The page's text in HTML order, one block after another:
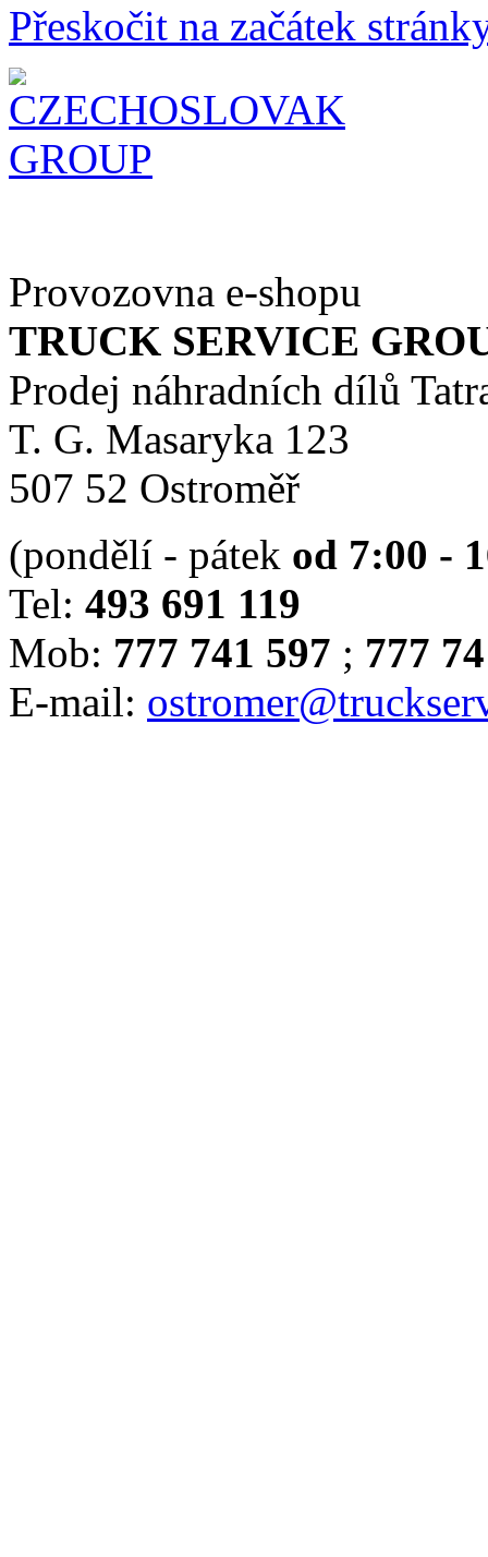
Přeskočit na začátek
Provozovna e-shopu
TRUCK SERVICE
Prodej náhradních dílů
T. G. Masaryka 123
507 52 Ostroměř
(pondělí - pátek od 7:00 -
Tel: 493 691 119
Mob: 777 741 597 ; 777
E-mail: